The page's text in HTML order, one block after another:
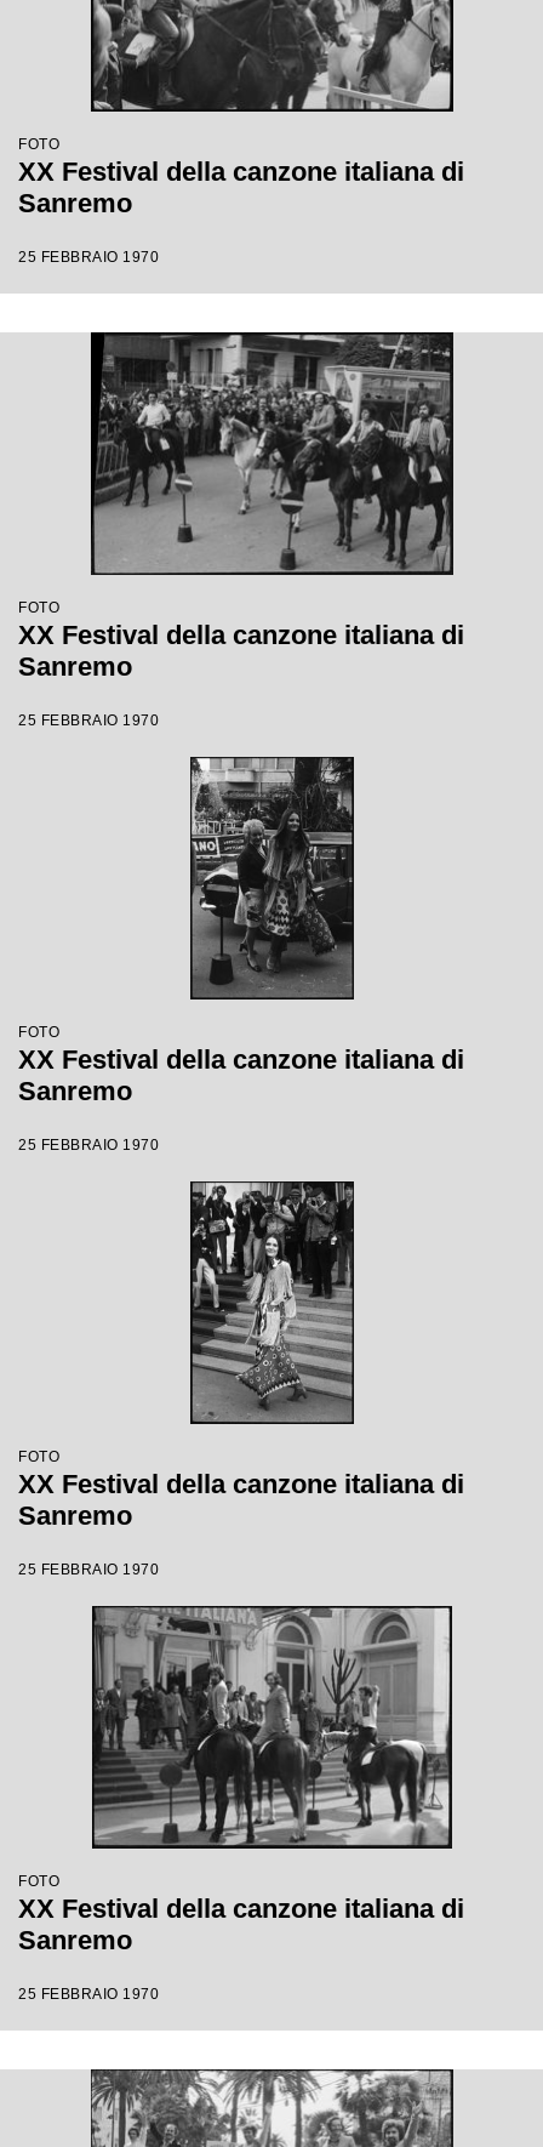
FOTO
XX Festival della canzone italiana di
Sanremo
25 FEBBRAIO 1970
FOTO
XX Festival della canzone italiana di
Sanremo
25 FEBBRAIO 1970
FOTO
XX Festival della canzone italiana di
Sanremo
25 FEBBRAIO 1970
FOTO
XX Festival della canzone italiana di
Sanremo
25 FEBBRAIO 1970
FOTO
XX Festival della canzone italiana di
Sanremo
25 FEBBRAIO 1970